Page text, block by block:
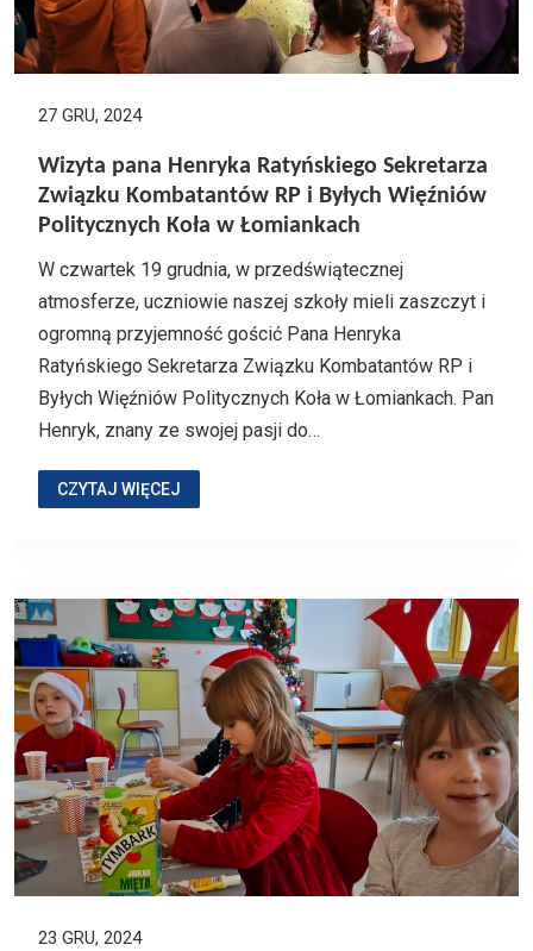
27 GRU, 2024
Wizyta pana Henryka Ratyńskiego Sekretarza
Związku Kombatantów RP i Byłych Więźniów
Politycznych Koła w Łomiankach
W czwartek 19 grudnia, w przedświątecznej
atmosferze, uczniowie naszej szkoły mieli zaszczyt i
ogromną przyjemność gościć Pana Henryka
Ratyńskiego Sekretarza Związku Kombatantów RP i
Byłych Więźniów Politycznych Koła w Łomiankach. Pan
Henryk, znany ze swojej pasji do…
CZYTAJ WIĘCEJ
23 GRU, 2024